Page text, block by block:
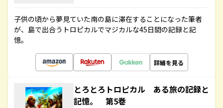
子供の頃から夢見ていた南の島に滞在することになった筆者
が、島で出合うトロピカルでマジカルな45日間の記録と記
憶。
詳細を見る
とろとろトロピカル ある旅の記録と
記憶。 第5巻